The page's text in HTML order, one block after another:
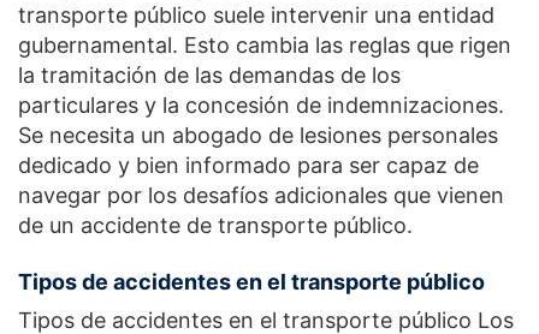
transporte público suele intervenir una entidad
gubernamental. Esto cambia las reglas que rigen
la tramitación de las demandas de los
particulares y la concesión de indemnizaciones.
Se necesita un abogado de lesiones personales
dedicado y bien informado para ser capaz de
navegar por los desafíos adicionales que vienen
de un accidente de transporte público.
Tipos de accidentes en el transporte público
Tipos de accidentes en el transporte público Los